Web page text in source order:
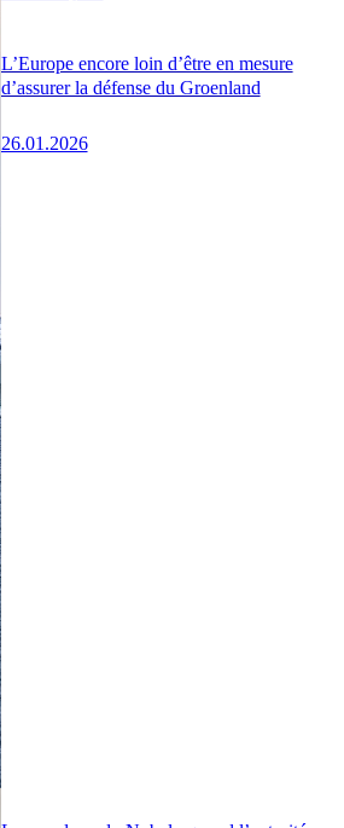
L’Europe encore loin d’être en mesure
d’assurer la défense du Groenland
26.01.2026